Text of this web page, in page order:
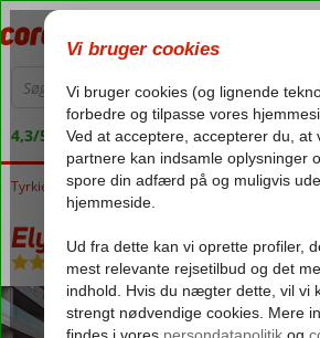
4,3/5 på Trustpilot
Forside
Tyrkiet Tyrkiets sydkyst Alanya Elysee Rive Hotel
Elysee Rive Hotel
All Inclusive-Hotel